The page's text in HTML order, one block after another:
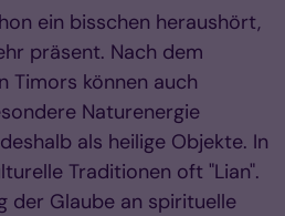
ein bisschen heraushört,
präsent. Nach dem
Timors können auch
Naturenergie
als heilige Objekte. In
Traditionen oft "Lian".
der Glaube an spirituelle